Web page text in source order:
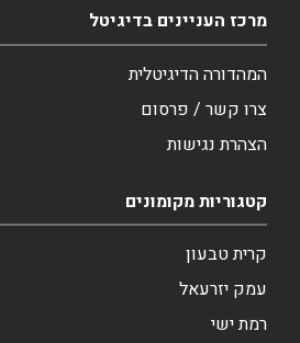
מרכז העניינים בדיגיטל
המהדורה הדיגיטלית
צרו קשר / פרסום
הצהרת נגישות
קטגוריות מקומונים
קרית טבעון
עמק יזרעאל
רמת ישי